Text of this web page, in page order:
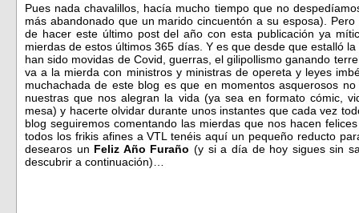
Pues nada chavalillos, hacía mucho tiempo que no
más abandonado que un marido cincuentón a su esposa).
de hacer este último post del año con esta publicación ya
mierdas de estos últimos 365 días. Y es que desde que estalló
han sido movidas de Covid, guerras, el gilipollismo ganando
va a la mierda con ministros y ministras de opereta y leyes
muchachada de este blog es que en momentos asquerosos
nuestras que nos alegran la vida (ya sea en formato cómic,
mesa) y hacerte olvidar durante unos instantes que cada vez
blog seguiremos comentando las mierdas que nos hacen
todos los frikis afines a VTL tenéis aquí un pequeño reducto
desearos un Feliz Año Furaño (y si a día de hoy sigues sin
descubrir a continuación)…